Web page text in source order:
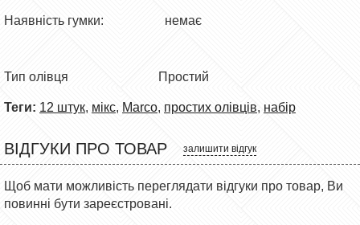
Наявність гумки: немає
Тип олівця Простий
Теги: 12 штук, мікс, Marco, простих олівців, набір
ВІДГУКИ ПРО ТОВАР залишити відгук
Щоб мати можливість переглядати відгуки про товар, Ви
повинні бути зареєстровані.